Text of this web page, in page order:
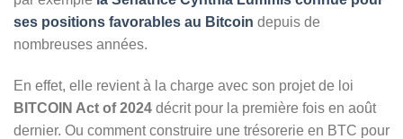
ses positions favorables au Bitcoin depuis de
nombreuses années.
En effet, elle revient à la charge avec son projet de loi
BITCOIN Act of 2024 décrit pour la première fois en août
dernier. Ou comment construire une trésorerie en BTC pour